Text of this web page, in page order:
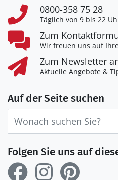
0800-358 75 28
Täglich von 9 bis 22
Zum
Wir freuen uns auf
Zum Newsletter
Aktuelle Angebote &
Auf der Seite suchen
Folgen Sie uns auf